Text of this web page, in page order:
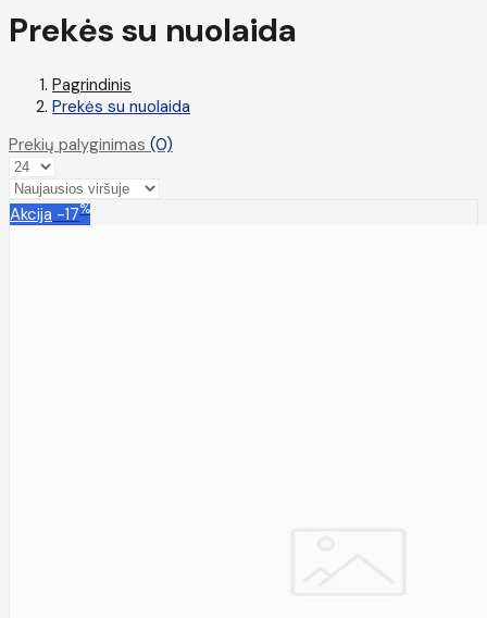
Prekės su nuolaida
Pagrindinis
Prekės su nuolaida
Prekių palyginimas (0)
Akcija -17%